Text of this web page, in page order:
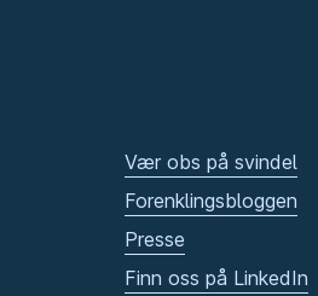
Vær obs på svindel
Forenklingsbloggen
Presse
Finn oss på LinkedIn